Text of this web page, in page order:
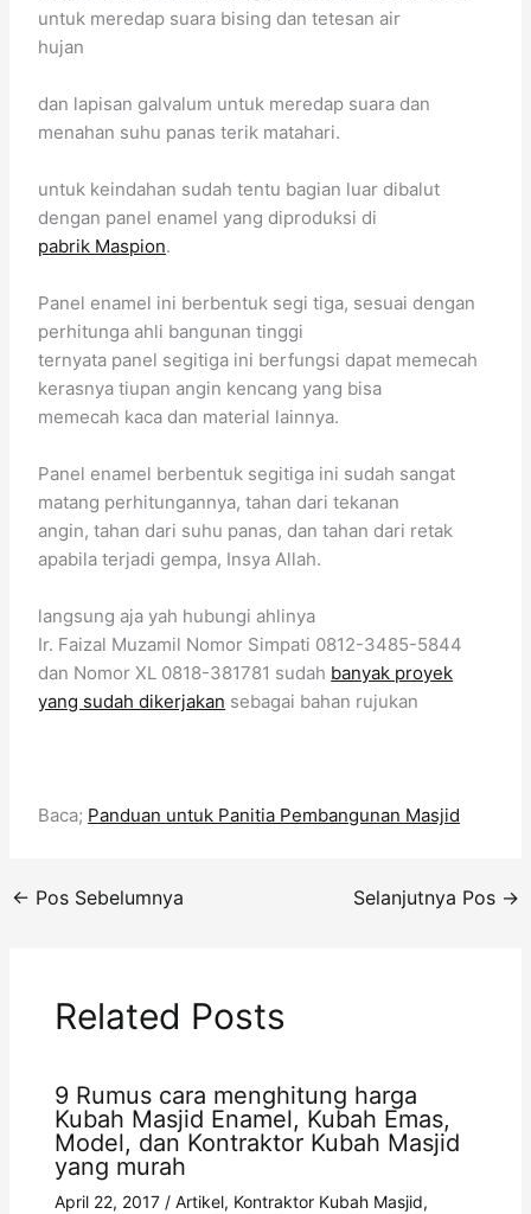
untuk meredap suara bising dan tetesan air
hujan
dan lapisan galvalum untuk meredap suara dan
menahan suhu panas terik matahari.
untuk keindahan sudah tentu bagian luar dibalut
dengan panel enamel yang diproduksi di
pabrik Maspion.
Panel enamel ini berbentuk segi tiga, sesuai dengan
perhitunga ahli bangunan tinggi
ternyata panel segitiga ini berfungsi dapat memecah
kerasnya tiupan angin kencang yang bisa
memecah kaca dan material lainnya.
Panel enamel berbentuk segitiga ini sudah sangat
matang perhitungannya, tahan dari tekanan
angin, tahan dari suhu panas, dan tahan dari retak
apabila terjadi gempa, Insya Allah.
langsung aja yah hubungi ahlinya
Ir. Faizal Muzamil Nomor Simpati 0812-3485-5844
dan Nomor XL 0818-381781 sudah banyak proyek
yang sudah dikerjakan sebagai bahan rujukan
Baca; Panduan untuk Panitia Pembangunan Masjid
← Pos Sebelumnya Selanjutnya Pos →
Related Posts
9 Rumus cara menghitung harga
Kubah Masjid Enamel, Kubah Emas,
Model, dan Kontraktor Kubah Masjid
yang murah
April 22, 2017 / Artikel, Kontraktor Kubah Masjid,